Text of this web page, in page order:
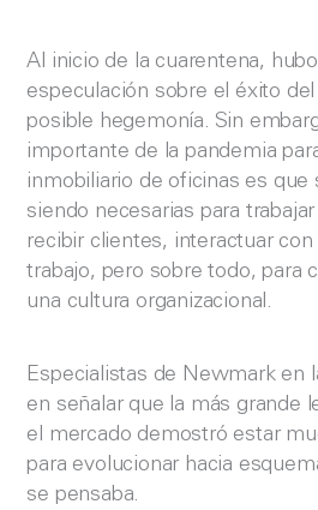
Al inicio de la cuarentena,
especulación sobre el éxito del
posible hegemonía. Sin
importante de la pandemia
inmobiliario de oficinas es que
siendo necesarias para
recibir clientes, interactuar
trabajo, pero sobre todo, para
una cultura organizacional.
Especialistas de Newmark en
en señalar que la más grande
el mercado demostró estar
para evolucionar hacia
se pensaba.